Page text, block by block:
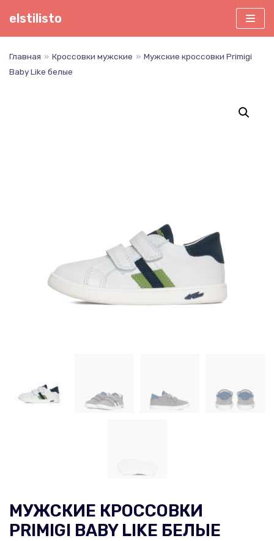
Перейти
elstilisto
Главная » Кроссовки мужские » Мужские кроссовки Primigi
Baby Like белые
МУЖСКИЕ КРОССОВКИ
PRIMIGI BABY LIKE БЕЛЫЕ